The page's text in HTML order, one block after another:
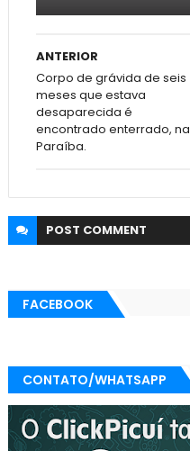
ANTERIOR
Corpo de grávida de seis
meses que estava
desaparecida é
encontrado enterrado, na
Paraíba.
POST COMMENT
FACEBOOK
CONTATO/WHATSAPP